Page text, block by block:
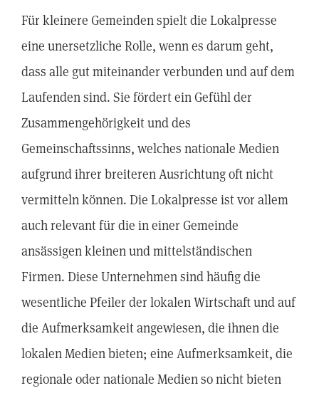
Für kleinere Gemeinden spielt die Lokalpresse
eine unersetzliche Rolle, wenn es darum geht,
dass alle gut miteinander verbunden und auf dem
Laufenden sind. Sie fördert ein Gefühl der
Zusammengehörigkeit und des
Gemeinschaftssinns, welches nationale Medien
aufgrund ihrer breiteren Ausrichtung oft nicht
vermitteln können. Die Lokalpresse ist vor allem
auch relevant für die in einer Gemeinde
ansässigen kleinen und mittelständischen
Firmen. Diese Unternehmen sind häufig die
wesentliche Pfeiler der lokalen Wirtschaft und auf
die Aufmerksamkeit angewiesen, die ihnen die
lokalen Medien bieten; eine Aufmerksamkeit, die
regionale oder nationale Medien so nicht bieten